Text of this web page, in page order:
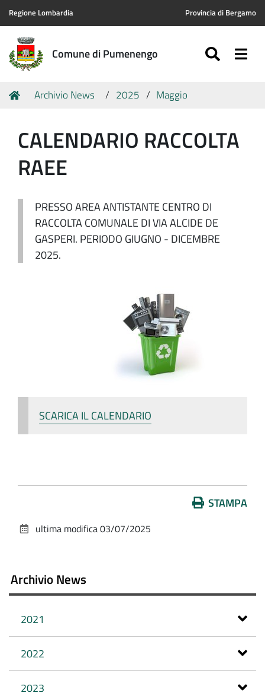
Regione Lombardia Provincia di Bergamo
Comune di Pumenengo
Tu
Home
Archivio News 2025 Maggio
CALENDARIO RACCOLTA
RAEE
PRESSO AREA ANTISTANTE CENTRO DI
RACCOLTA COMUNALE DI VIA ALCIDE DE
GASPERI. PERIODO GIUGNO - DICEMBRE
2025.
SCARICA IL CALENDARIO
documento
STAMPA
ultima modifica03/07/2025
Archivio News
2021
2022
2023